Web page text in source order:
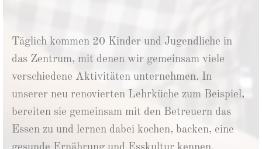
Täglich kommen 20 Kinder und Jugendliche in
das Zentrum, mit denen wir gemeinsam viele
verschiedene Aktivitäten unternehmen. In
unserer neu renovierten Lehrküche zum Beispiel,
bereiten sie gemeinsam mit den Betreuern das
Essen zu und lernen dabei kochen, backen, eine